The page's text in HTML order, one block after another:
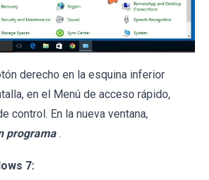
derecho en la esquina inferior
en el Menú de acceso rápido,
control. En la nueva ventana,
programa .
7: